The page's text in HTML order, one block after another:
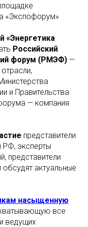
«Экспофорум»
«Энергетика
Российский
форум (РМЭФ) —
и Правительства
— компания
представители
РФ, эксперты
представители
актуальные
насыщенную
все
ведущих